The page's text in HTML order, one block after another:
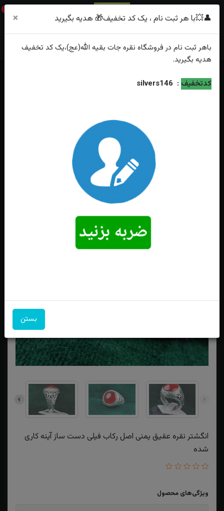
0
خانه
فهرست محصولات
انگشتر نقره عقیق یمنی اصل رکاب فیلی دست ساز آینه کاری شده
انگشتر نقره عقیق یمنی اصل رکاب فیلی دست ساز آینه کاری
شده
ویژگی‌های محصول
👤💥با هر ثبت نام ، یک کد تخفیف🎁 هدیه بگیرید ×
باهر ثبت نام در فروشگاه نقره جات بقیه الله(عج)،یک کد تخفیف
هدیه بگیرید.
کدتخفیف :
silvers146
بستن